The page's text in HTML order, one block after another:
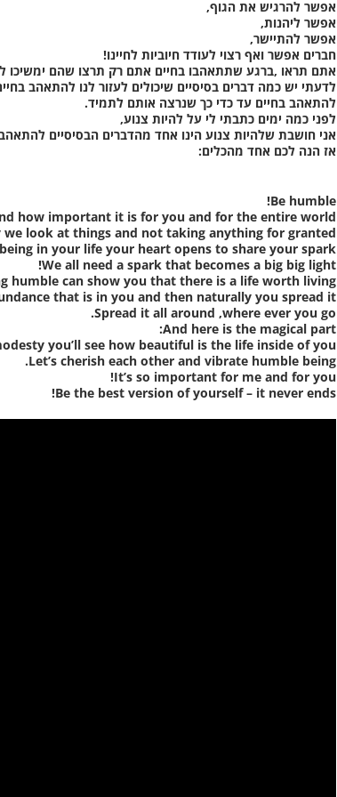
אפשר להרגיש את הגוף,
אפשר ליהנות,
אפשר להתיישר,
חברים אפשר ואף רצוי לעודד חיוביות לחיינו!
אתם תראו ,ברגע שתתאהבו בחיים אתם רק תרצו שהם ימשיכו
לדעתי יש כמה דברים בסיסיים שיכולים לעזור לנו להתאהב
להתאהב בחיים עד כדי כך שנרצה אותם לתמיד.
לפני כמה ימים כתבתי לי על להיות צנוע,
אני חושבת שלהיות צנוע הינו אחד מהדברים הבסיסיים
אז הנה לכם אחד מהכלים:
Be humble!
how important it is for you and for the entire world.
look at things and not taking anything for granted.
in your life your heart opens to share your spark!
We all need a spark that becomes a big big light!
humble can show you that there is a life worth living!
that is in you and then naturally you spread it!
Spread it all around ,where ever you go.
And here is the magical part:
you’ll see how beautiful is the life inside of you.
Let’s cherish each other and vibrate humble being.
It’s so important for me and for you!
Be the best version of yourself – it never ends!